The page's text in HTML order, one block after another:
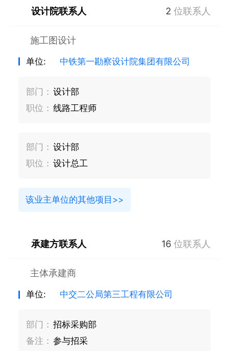
设计院联系人 2 位联系人
施工图设计
单位: 中铁第一勘察设计院集团有限公司
部门： 设计部
职位： 线路工程师
部门： 设计部
职位： 设计总工
该业主单位的其他项目>>
承建方联系人 16 位联系人
主体承建商
单位: 中交二公局第三工程有限公司
部门： 招标采购部
备注： 参与招采